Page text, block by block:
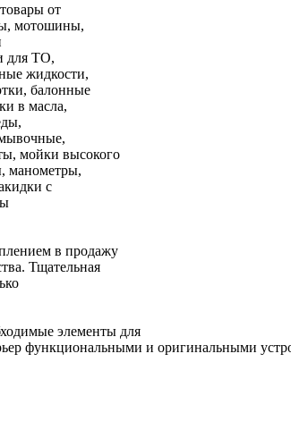
от
мотошины,
для ТО,
жидкости,
балонные
в масла,
мойки высокого
манометры,
с
в продажу
Тщательная
элементы для
функциональными и оригинальными